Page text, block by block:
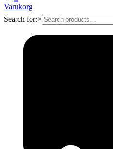
Varukorg
Search for:>